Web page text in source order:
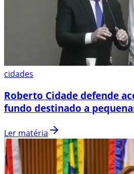
cidades
Roberto Cidade defende
fundo destinado a
Ler matéria